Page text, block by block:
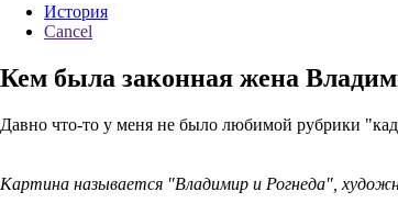
История
Cancel
Кем была законная жена
Давно что-то у меня не было любимой рубрики
Картина называется "Владимир и Рогнеда",